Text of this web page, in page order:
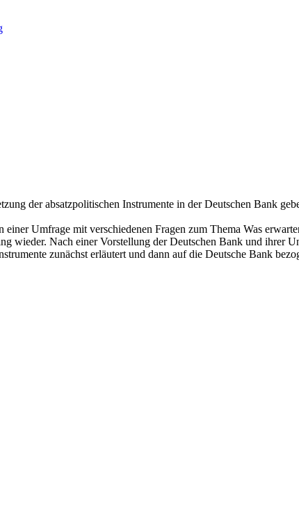
der absatzpolitischen Instrumente in der Deutschen Bank
Umfrage mit verschiedenen Fragen zum Thema Was
wieder. Nach einer Vorstellung der Deutschen Bank und
zunächst erläutert und dann auf die Deutsche Bank